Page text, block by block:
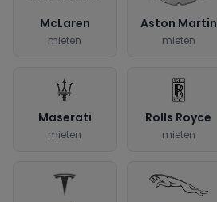
McLaren
mieten
Aston Martin
mieten
Maserati
mieten
Rolls Royce
mieten